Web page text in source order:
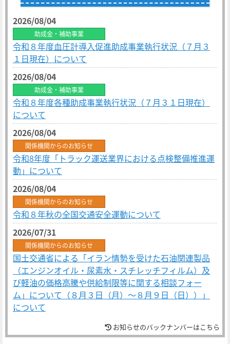
2026/08/04
助成金・補助事業
令和８年度血圧計導入促進助成事業執行状況（７月３
１日現在）について
2026/08/04
助成金・補助事業
令和８年度各種助成事業執行状況（７月３１日現在）
について
2026/08/04
関係機関からのお知らせ
令和8年度「トラック運送業界における点検整備推進運
動」について
2026/08/04
関係機関からのお知らせ
令和８年秋の全国交通安全運動について
2026/07/31
関係機関からのお知らせ
国土交通省による「イラン情勢を受けた石油関連製品
（エンジンオイル・尿素水・スチレッチフィルム）及
び軽油の価格高騰や供給制限等に関する相談フォー
ム」について（８月３日（月）～８月９日（日））」
について
事故防止対策
お知らせのバックナンバーはこちら